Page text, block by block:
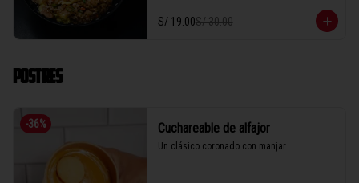
S/ 19.00S/ 30.00
POSTRES
-36% Cuchareable de alfajor
Un clásico coronado con manjar